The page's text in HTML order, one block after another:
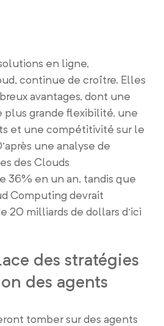
en ligne,
continue de croître. Elles
avantages, dont une
plus grande flexibilité, une
et une compétitivité sur le
une analyse de
des Clouds
36% en un an, tandis que
Computing devrait
20 milliards de dollars d’ici
des stratégies
des agents
tomber sur des agents